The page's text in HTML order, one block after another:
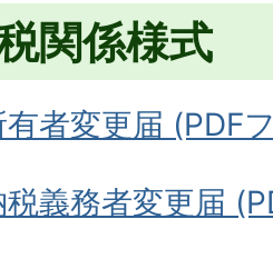
関係様式
有者変更届 (PDF
義務者変更届